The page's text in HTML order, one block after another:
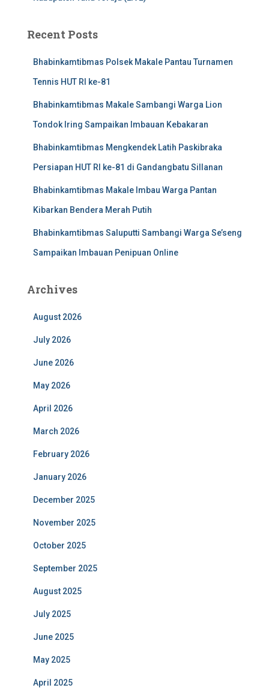
Recent Posts
Bhabinkamtibmas Polsek Makale Pantau Turnamen
Tennis HUT RI ke-81
Bhabinkamtibmas Makale Sambangi Warga Lion
Tondok Iring Sampaikan Imbauan Kebakaran
Bhabinkamtibmas Mengkendek Latih Paskibraka
Persiapan HUT RI ke-81 di Gandangbatu Sillanan
Bhabinkamtibmas Makale Imbau Warga Pantan
Kibarkan Bendera Merah Putih
Bhabinkamtibmas Saluputti Sambangi Warga Se’seng
Sampaikan Imbauan Penipuan Online
Archives
August 2026
July 2026
June 2026
May 2026
April 2026
March 2026
February 2026
January 2026
December 2025
November 2025
October 2025
September 2025
August 2025
July 2025
June 2025
May 2025
April 2025